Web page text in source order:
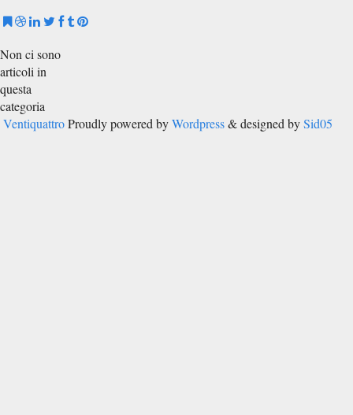
Non ci sono
articoli in
questa
categoria
Ventiquattro Proudly powered byWordpress& designed bySid05